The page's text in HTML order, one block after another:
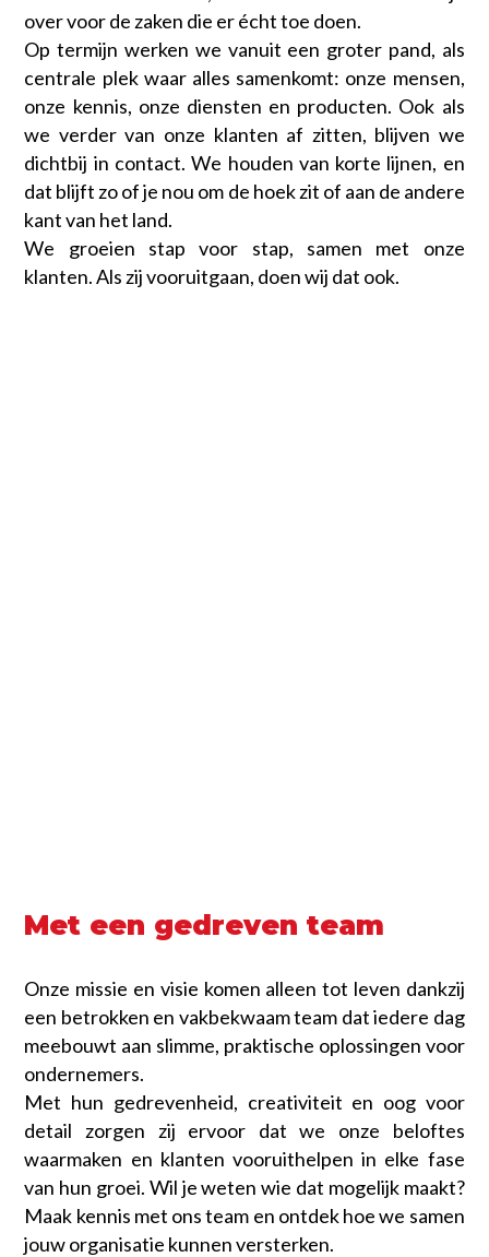
over voor de zaken die er écht toe doen.
Op termijn werken we vanuit een groter pand, als
centrale plek waar alles samenkomt: onze mensen,
onze kennis, onze diensten en producten. Ook als
we verder van onze klanten af zitten, blijven we
dichtbij in contact. We houden van korte lijnen, en
dat blijft zo of je nou om de hoek zit of aan de andere
kant van het land.
We groeien stap voor stap, samen met onze
klanten. Als zij vooruitgaan, doen wij dat ook.
Met een gedreven team
Onze missie en visie komen alleen tot leven dankzij
een betrokken en vakbekwaam team dat iedere dag
meebouwt aan slimme, praktische oplossingen voor
ondernemers.
Met hun gedrevenheid, creativiteit en oog voor
detail zorgen zij ervoor dat we onze beloftes
waarmaken en klanten vooruithelpen in elke fase
van hun groei. Wil je weten wie dat mogelijk maakt?
Maak kennis met ons team en ontdek hoe we samen
jouw organisatie kunnen versterken.